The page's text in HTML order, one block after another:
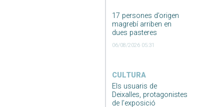
17 persones d’origen
magrebí arriben en
dues pasteres
06/08/2026 05:31
CULTURA
Els usuaris de
Deixalles, protagonistes
de l’exposició